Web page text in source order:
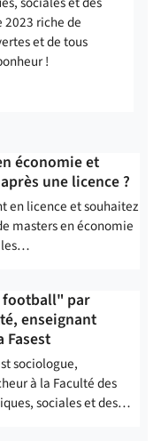
riche de
et de tous
!
économie et
une licence ?
en licence et souhaitez
masters en économie
les…
football" par
enseignant
Fasest
sociologue,
à la Faculté des
sociales et des…